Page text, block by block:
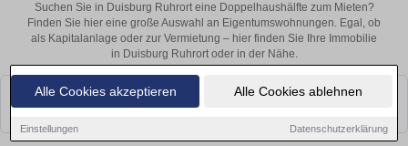
Alle Cookies akzeptieren Alle Cookies ablehnen
Einstellungen Datenschutzerklärung
Suchen Sie in Duisburg Ruhrort eine Doppelhaushälfte zum Mieten?
Finden Sie hier eine große Auswahl an Eigentumswohnungen. Egal, ob
als Kapitalanlage oder zur Vermietung – hier finden Sie Ihre Immobilie
in Duisburg Ruhrort oder in der Nähe.
Leider konnten wir derzeit keine passenden Objekte finden. Schauen Sie
bald wieder vorbei!